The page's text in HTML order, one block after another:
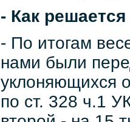
- Как
- По итогам
нами были
уклоняющихся
по ст. 328 ч.1